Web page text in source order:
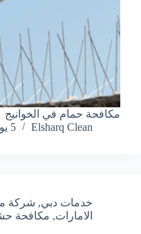
مكافحة حمام في الخوانيج
Elsharq Clean
5 يوليو، 2023
خدمات دبي, شركة
الامارات, مكافحة